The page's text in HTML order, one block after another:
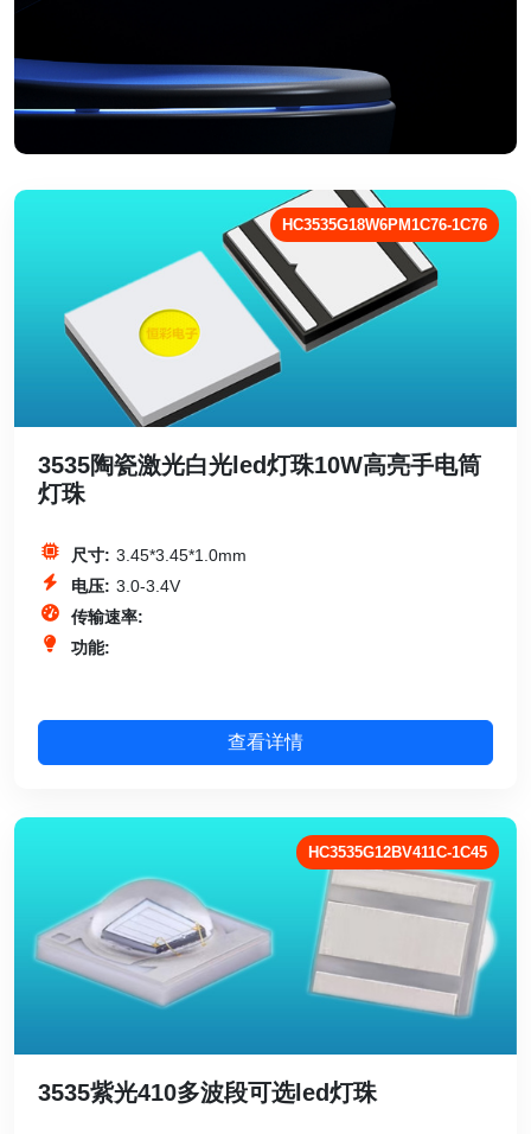
HC3535G18W6PM1C76-1C76
3535陶瓷激光白光led灯珠10W高亮手电筒
灯珠
尺寸: 3.45*3.45*1.0mm
电压: 3.0-3.4V
传输速率:
功能:
查看详情
HC3535G12BV411C-1C45
3535紫光410多波段可选led灯珠